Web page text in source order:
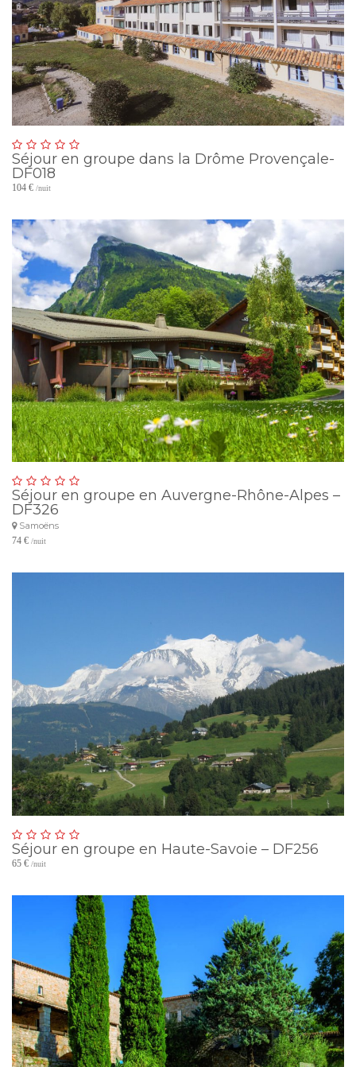
Séjour en groupe dans la Drôme Provençale-
DF018
104 € /nuit
Séjour en groupe en Auvergne-Rhône-Alpes –
DF326
Samoëns
74 € /nuit
Séjour en groupe en Haute-Savoie – DF256
65 € /nuit